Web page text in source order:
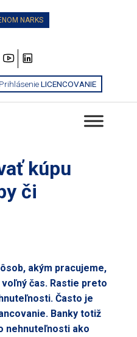
NARKS
PrihlásenieLICENCOVANIE
kúpu
či
akým pracujeme,
čas. Rastie preto
Často je
Banky totiž
nehnuteľnosti ako